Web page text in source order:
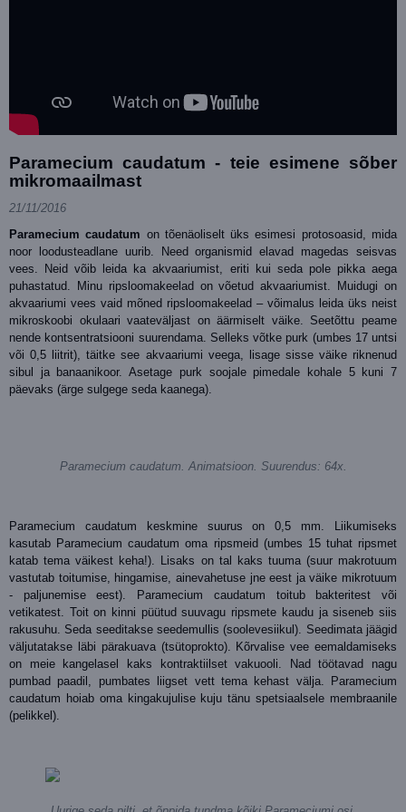
Paramecium caudatum - teie esimene sõber
mikromaailmast
21/11/2016
Paramecium caudatum on tõenäoliselt üks esimesi protosoasid, mida
noor loodusteadlane uurib. Need organismid elavad magedas seisvas
vees. Neid võib leida ka akvaariumist, eriti kui seda pole pikka aega
puhastatud. Minu ripsloomakeelad on võetud akvaariumist. Muidugi on
akvaariumi vees vaid mõned ripsloomakeelad – võimalus leida üks neist
mikroskoobi okulaari vaateväljast on äärmiselt väike. Seetõttu peame
nende kontsentratsiooni suurendama. Selleks võtke purk (umbes 17 untsi
või 0,5 liitrit), täitke see akvaariumi veega, lisage sisse väike riknenud
sibul ja banaanikoor. Asetage purk soojale pimedale kohale 5 kuni 7
päevaks (ärge sulgege seda kaanega).
Paramecium caudatum. Animatsioon. Suurendus: 64x.
Paramecium caudatum keskmine suurus on 0,5 mm. Liikumiseks
kasutab Paramecium caudatum oma ripsmeid (umbes 15 tuhat ripsmet
katab tema väikest keha!). Lisaks on tal kaks tuuma (suur makrotuum
vastutab toitumise, hingamise, ainevahetuse jne eest ja väike mikrotuum
- paljunemise eest). Paramecium caudatum toitub bakteritest või
vetikatest. Toit on kinni püütud suuvagu ripsmete kaudu ja siseneb siis
rakusuhu. Seda seeditakse seedemullis (soolevesiikul). Seedimata jäägid
väljutatakse läbi pärakuava (tsütoprokto). Kõrvalise vee eemaldamiseks
on meie kangelasel kaks kontraktiilset vakuooli. Nad töötavad nagu
pumbad paadil, pumbates liigset vett tema kehast välja. Paramecium
caudatum hoiab oma kingakujulise kuju tänu spetsiaalsele membraanile
(pelikkel).